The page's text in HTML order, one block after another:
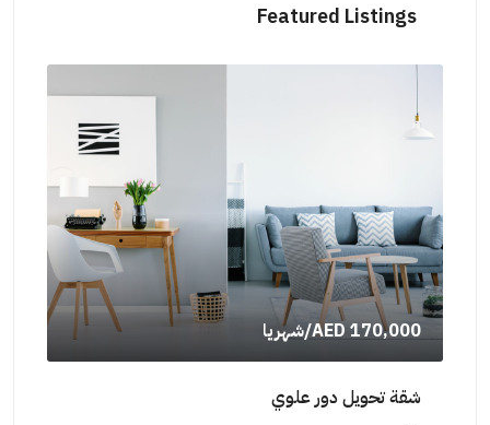
Featured Listings
AED 170,000/شهريا
شقة تحويل دور علوي